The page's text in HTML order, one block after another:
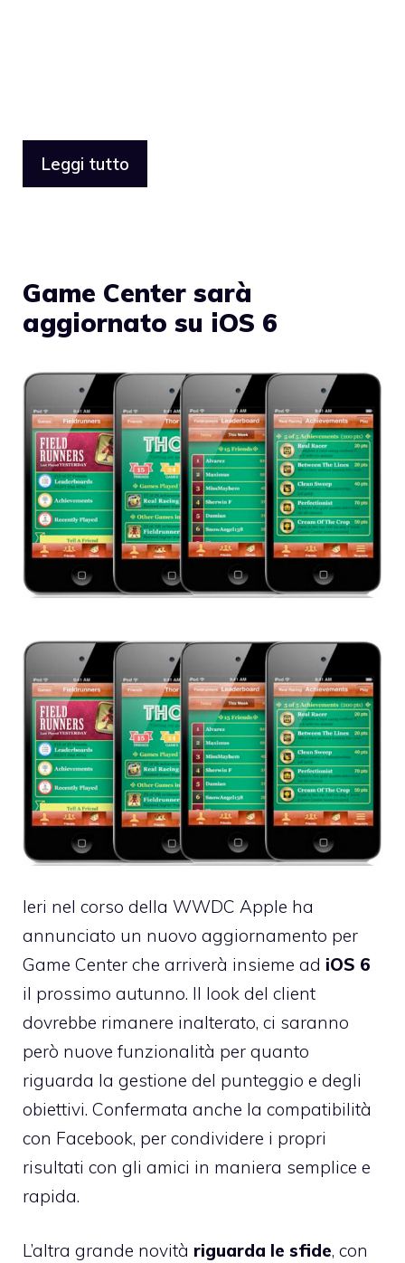
Leggi tutto
Game Center sarà
aggiornato su iOS 6
Ieri nel corso della WWDC Apple ha
annunciato un nuovo aggiornamento per
Game Center che arriverà insieme ad iOS 6
il prossimo autunno. Il look del client
dovrebbe rimanere inalterato, ci saranno
però nuove funzionalità per quanto
riguarda la gestione del punteggio e degli
obiettivi. Confermata anche la compatibilità
con Facebook, per condividere i propri
risultati con gli amici in maniera semplice e
rapida.
L’altra grande novità riguarda le sfide, con